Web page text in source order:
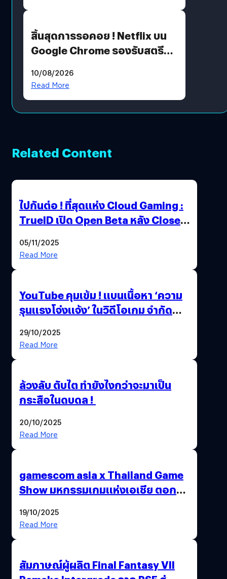
สิ้นสุดการรอคอย ! Netflix บน
Google Chrome รองรับสตรีม
เงื่อนไขที่กำหนด
10/08/2026
Read More
Related Content
ไปกันต่อ ! ที่สุดแห่ง Cloud Gaming :
TrueID เปิด Open Beta หลัง Close
Thailand Game Show 2025 ทะลุ 15
05/11/2025
Read More
YouTube คุมเข้ม ! แบนเนื้อหา ‘ความ
รุนแรงโจ่งแจ้ง’ ในวิดีโอเกม จำกัด
29/10/2025
Read More
ล้วงลับ ตับไต ทำยังไงกว่าจะมาเป็น
กระสือในดบดล !
20/10/2025
Read More
gamescom asia x Thailand Game
Show มหกรรมเกมแห่งเอเชีย ตอกย้ำ
พาณิชย์ร่วมชูความสำเร็จ
19/10/2025
Read More
สัมภาษณ์ผู้ผลิต Final Fantasy VII